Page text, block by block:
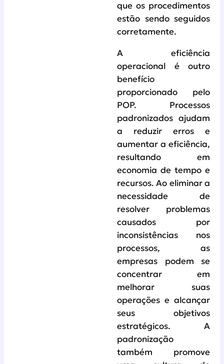
que os procedimentos
estão sendo seguidos
corretamente.
A eficiência
operacional é outro
benefício
proporcionado pelo
POP. Processos
padronizados ajudam
a reduzir erros e
aumentar a eficiência,
resultando em
economia de tempo e
recursos. Ao eliminar a
necessidade de
resolver problemas
causados por
inconsistências nos
processos, as
empresas podem se
concentrar em
melhorar suas
operações e alcançar
seus objetivos
estratégicos. A
padronização
também promove